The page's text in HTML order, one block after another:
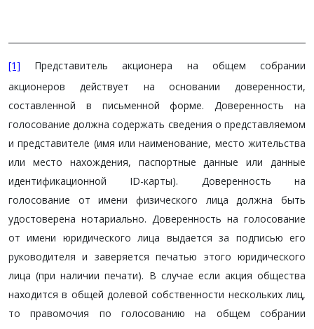
[1]
Представитель акционера на общем собрании
акционеров действует на основании доверенности,
составленной в письменной форме. Доверенность на
голосование должна содержать сведения о представляемом
и представителе (имя или наименование, место жительства
или место нахождения, паспортные данные или данные
идентификационной ID-карты). Доверенность на
голосование от имени физического лица должна быть
удостоверена нотариально. Доверенность на голосование
от имени юридического лица выдается за подписью его
руководителя и заверяется печатью этого юридического
лица (при наличии печати). В случае если акция общества
находится в общей долевой собственности нескольких лиц,
то правомочия по голосованию на общем собрании